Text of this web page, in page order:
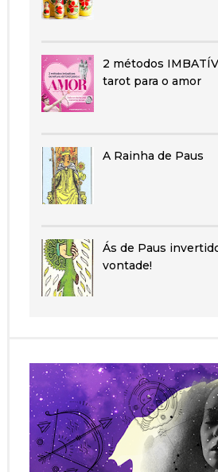
2 métodos
tarot para o amor
A Rainha de Paus
Ás de Paus
vontade!